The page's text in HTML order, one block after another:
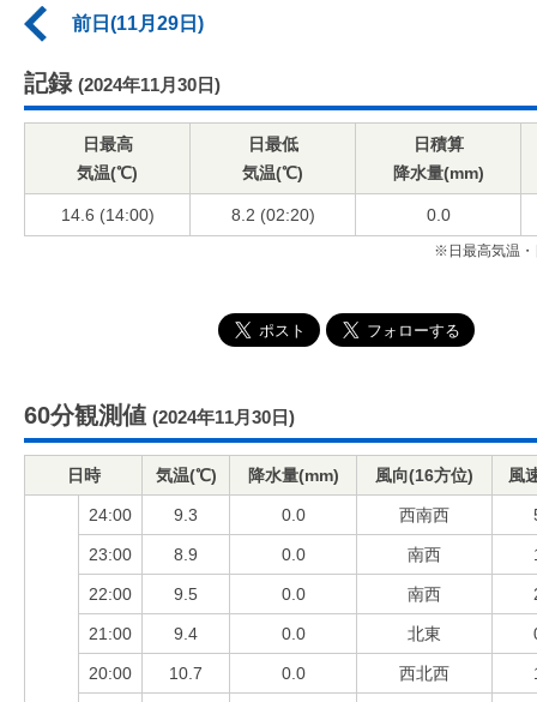
前日(11月29日)
記録 (2024年11月30日)
日最高
気温(℃)
日最低
気温(℃)
日積算
降水量(mm)
14.6 (14:00) 8.2 (02:20) 0.0
※日最高気温・
60分観測値 (2024年11月30日)
日時 気温(℃) 降水量(mm) 風向(16方位) 風
24:00 9.3 0.0 西南西
23:00 8.9 0.0 南西
22:00 9.5 0.0 南西
21:00 9.4 0.0 北東
20:00 10.7 0.0 西北西